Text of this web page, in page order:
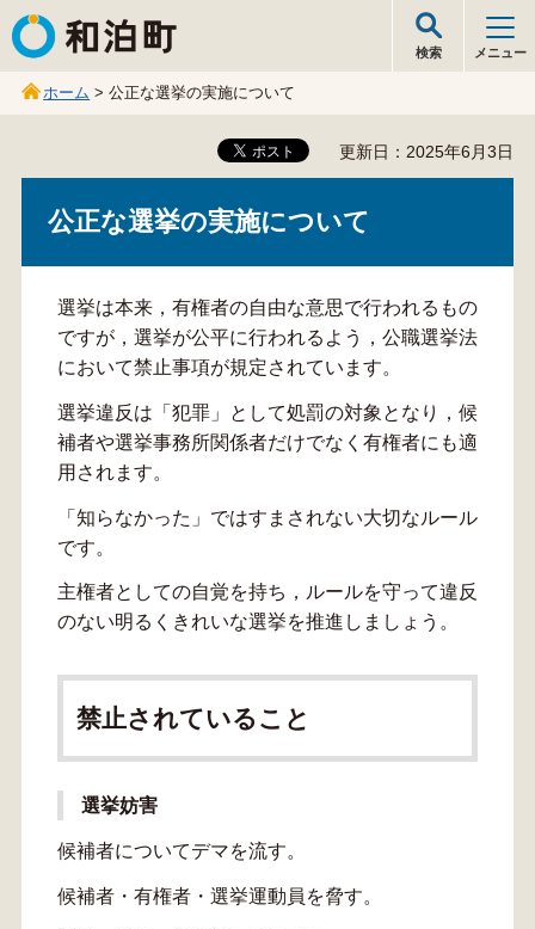
和泊町
検索 メニュー
ホーム > 公正な選挙の実施について
更新日：2025年6月3日
公正な選挙の実施について
選挙は本来，有権者の自由な意思で行われるもの
ですが，選挙が公平に行われるよう，公職選挙法
において禁止事項が規定されています。
選挙違反は「犯罪」として処罰の対象となり，候
補者や選挙事務所関係者だけでなく有権者にも適
用されます。
「知らなかった」ではすまされない大切なルール
です。
主権者としての自覚を持ち，ルールを守って違反
のない明るくきれいな選挙を推進しましょう。
禁止されていること
選挙妨害
候補者についてデマを流す。
候補者・有権者・選挙運動員を脅す。